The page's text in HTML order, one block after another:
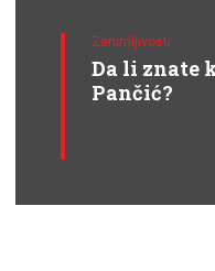
Zanimljivosti
Da li znate
Pančić?